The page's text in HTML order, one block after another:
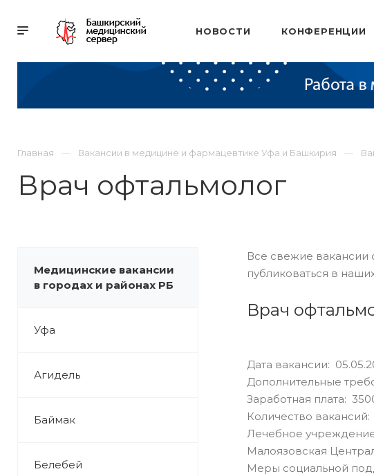
НОВОСТИ КОНФЕРЕНЦИИ
Главная Вакансии в медицине и фармацевтике Уфа и Башкирия
Врач офтальмолог
Медицинские вакансии
в городах и районах РБ
Уфа
Агидель
Баймак
Белебей
Все свежие вакансии
публиковаться в
Врач
Дата вакансии:
Дополнительные
Заработная плата:
Количество вакансий:
Лечебное
Малоязовская
Меры социальной